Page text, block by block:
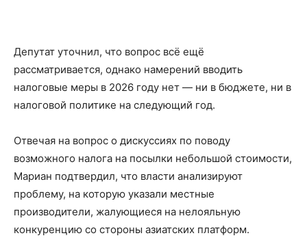
Депутат уточнил, что вопрос всё ещё
рассматривается, однако намерений вводить
налоговые меры в 2026 году нет — ни в бюджете, ни в
налоговой политике на следующий год.
Отвечая на вопрос о дискуссиях по поводу
возможного налога на посылки небольшой стоимости,
Мариан подтвердил, что власти анализируют
проблему, на которую указали местные
производители, жалующиеся на нелояльную
конкуренцию со стороны азиатских платформ.